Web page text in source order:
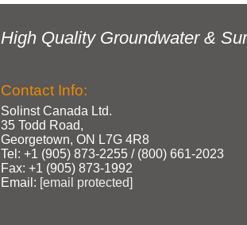
High Quality Groundwater &
Contact Info:
Solinst Canada Ltd.
35 Todd Road,
Georgetown, ON L7G 4R8
Tel: +1 (905) 873‑2255 / (800) 661‑2023
Fax: +1 (905) 873‑1992
Email: [email protected]